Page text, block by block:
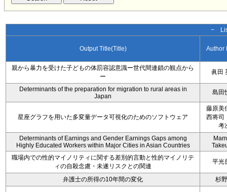
−
Output Title(Title) Author
親から暴力を受けた子どもの体罰容認意識ー世代間連鎖の観点から
ー
眞田
Determinants of the preparation for migration to rural areas in
Japan
島田
星座グラフを用いた多変量データ可視化のためのソフトウェア
藤原美
西将司
考
Determinants of Earnings and Gender Earnings Gaps among
Highly Educated Workers within Major Cities in Asian Countries
職場内での性的マイノリティに関する差別的言動と性的マイノリテ
ィの自殺念慮・未遂リスクとの関連
平光
弁護士の所得の10年間の変化 杉